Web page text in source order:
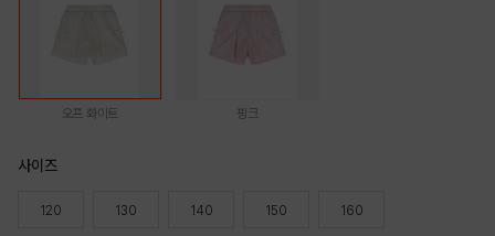
오프 화이트 핑크
사이즈
120 130 140 150 160